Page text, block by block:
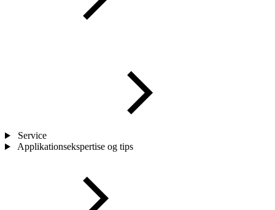
Service
Applikationsekspertise og tips